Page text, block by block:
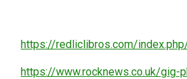
https://redliclibros.com/
https://www.rocknews.co.uk/gig-